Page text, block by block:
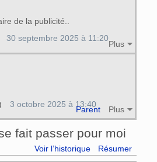
de la publicité..
Plus
30 septembre 2025 à 11:20
Parent Plus
3 octobre 2025 à 13:40
fait passer pour moi
Voir l’historique Résumer